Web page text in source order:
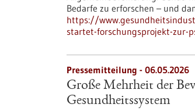
Bedarfe zu erforschen – und
https://
startet-forschungsprojekt-zur-
Pressemitteilung - 06.05.2026
Große Mehrheit der
Gesundheitssystem